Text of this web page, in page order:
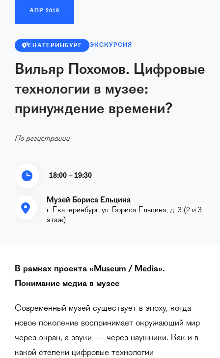
АПР 2019
ЕКАТЕРИНБУРГ ЭКСКУРСИЯ
Вильяр Похомов. Цифровые
технологии в музее:
принуждение времени?
По регистрации
18:00 – 19:30
Музей Бориса Ельцина
г. Екатеринбург, ул. Бориса Ельцина, д. 3 (2 и 3
этаж)
В рамках проекта «Museum / Media».
Понимание медиа в музее
Современный музей существует в эпоху, когда
новое поколение воспринимает окружающий мир
через экран, а звуки — через наушники. Как и в
какой степени цифровые технологии